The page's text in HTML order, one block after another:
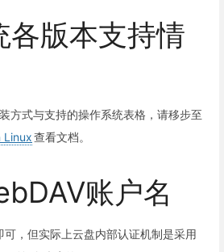
各版本支持情
方式与支持的操作系统表格，请移步至
Linux查看文档。
账户名
，但实际上云盘内部认证机制是采用